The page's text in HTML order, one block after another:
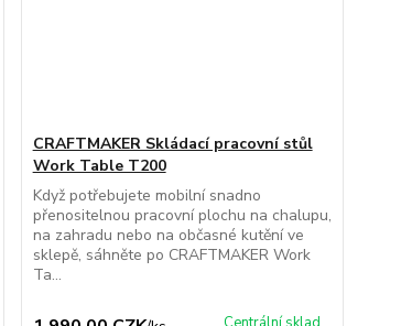
CRAFTMAKER Skládací pracovní stůl
Work Table T200
Když potřebujete mobilní snadno
přenositelnou pracovní plochu na chalupu,
na zahradu nebo na občasné kutění ve
sklepě, sáhněte po CRAFTMAKER Work
Ta...